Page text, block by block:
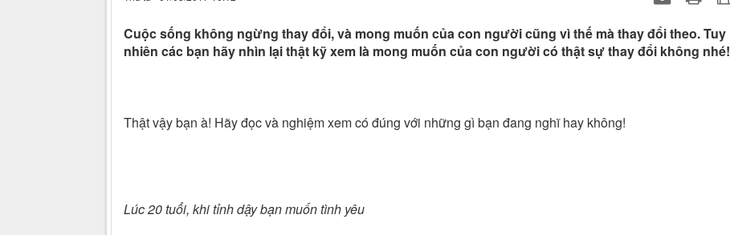
Cuộc sống không ngừng thay đổi, và mong muốn của con người cũng vì thế mà thay đổi theo. Tuy
nhiên các bạn hãy nhìn lại thật kỹ xem là mong muốn của con người có thật sự thay đổi không nhé!
Thật vậy bạn à! Hãy đọc và nghiệm xem có đúng với những gì bạn đang nghĩ hay không!
Lúc 20 tuổi, khi tỉnh dậy bạn muốn tình yêu